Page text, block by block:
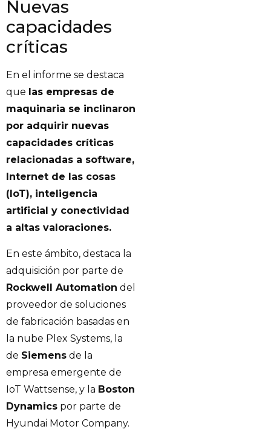
Nuevas
capacidades
críticas
En el informe se destaca
que las empresas de
maquinaria se inclinaron
por adquirir nuevas
capacidades críticas
relacionadas a software,
Internet de las cosas
(IoT), inteligencia
artificial y conectividad
a altas valoraciones.
En este ámbito, destaca la
adquisición por parte de
Rockwell Automation del
proveedor de soluciones
de fabricación basadas en
la nube Plex Systems, la
de Siemens de la
empresa emergente de
IoT Wattsense, y la Boston
Dynamics por parte de
Hyundai Motor Company.